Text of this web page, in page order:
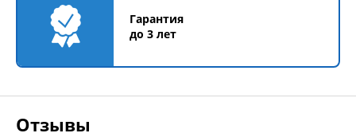
Гарантия
до 3 лет
Отзывы